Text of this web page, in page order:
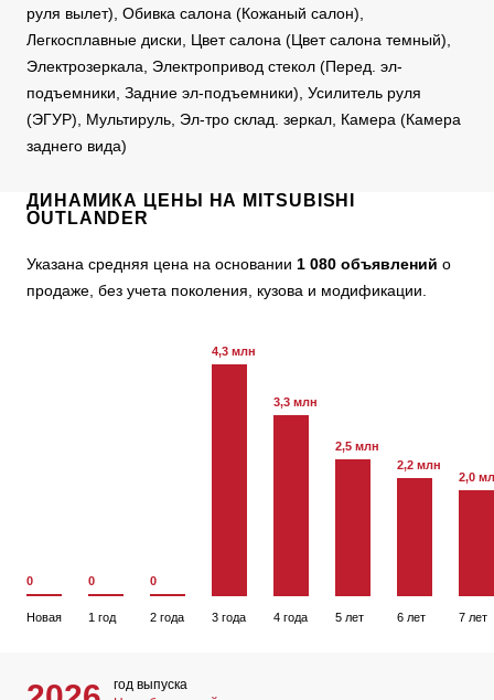
руля вылет), Обивка салона (Кожаный салон),
Легкосплавные диски, Цвет салона (Цвет салона темный),
Электрозеркала, Электропривод стекол (Перед. эл-
подъемники, Задние эл-подъемники), Усилитель руля
(ЭГУР), Мультируль, Эл-тро склад. зеркал, Камера (Камера
заднего вида)
ДИНАМИКА ЦЕНЫ НА MITSUBISHI
OUTLANDER
Указана средняя цена на основании 1 080 объявлений о
продаже, без учета поколения, кузова и модификации.
0
Новая
0
1 год
0
2 года
4,3 млн
3 года
3,3 млн
4 года
2,5 млн
5 лет
2,2 млн
6 лет
2,0
7 лет
год выпуска